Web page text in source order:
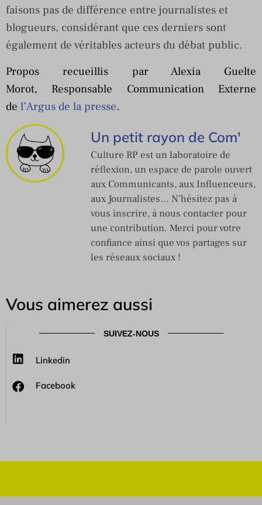
faisons pas de différence entre journalistes et
blogueurs, considérant que ces derniers sont
également de véritables acteurs du débat public.
Propos recueillis par Alexia Guelte
Morot, Responsable Communication Externe
de l’Argus de la presse.
Un petit rayon de Com'
Culture RP est un laboratoire de
réflexion, un espace de parole ouvert
aux Communicants, aux Influenceurs,
aux Journalistes… N’hésitez pas à
vous inscrire, à nous contacter pour
une contribution. Merci pour votre
confiance ainsi que vos partages sur
les réseaux sociaux !
Vous aimerez aussi
SUIVEZ-NOUS
Linkedin
Facebook